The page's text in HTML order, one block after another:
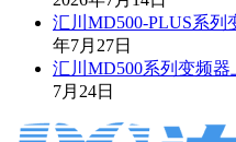
汇川MD500-PLUS系
年7月27日
汇川MD500系列变频
7月24日